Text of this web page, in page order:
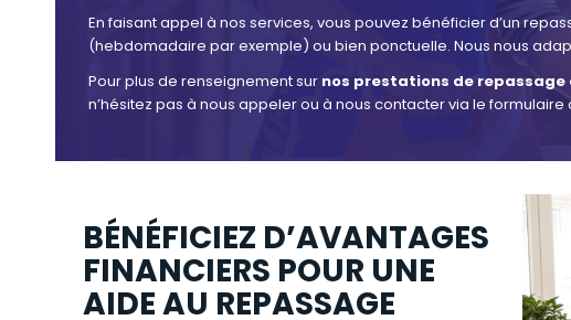
En faisant appel à nos services, vous pouvez bénéficier d’un
(hebdomadaire par exemple) ou bien ponctuelle. Nous nous
Pour plus de renseignement sur nos prestations de repassage
n’hésitez pas à nous appeler ou à nous contacter via le
BÉNÉFICIEZ D’AVANTAGES
FINANCIERS POUR UNE
AIDE AU REPASSAGE